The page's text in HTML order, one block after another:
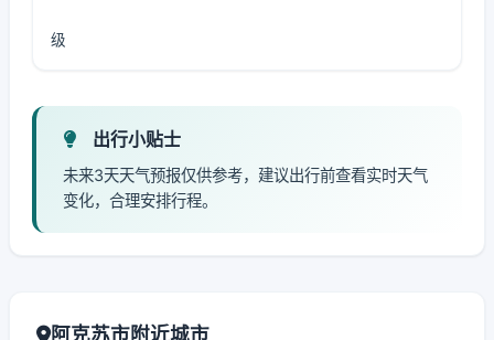
级
出行小贴士
未来3天天气预报仅供参考，建议出行前查看实时天气
变化，合理安排行程。
阿克苏市附近城市